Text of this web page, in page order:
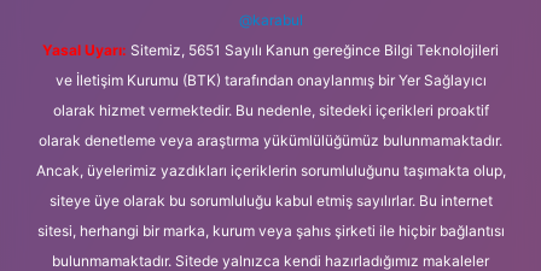
@karabul
Yasal Uyarı: Sitemiz, 5651 Sayılı Kanun gereğince Bilgi Teknolojileri
ve İletişim Kurumu (BTK) tarafından onaylanmış bir Yer Sağlayıcı
olarak hizmet vermektedir. Bu nedenle, sitedeki içerikleri proaktif
olarak denetleme veya araştırma yükümlülüğümüz bulunmamaktadır.
Ancak, üyelerimiz yazdıkları içeriklerin sorumluluğunu taşımakta olup,
siteye üye olarak bu sorumluluğu kabul etmiş sayılırlar. Bu internet
sitesi, herhangi bir marka, kurum veya şahıs şirketi ile hiçbir bağlantısı
bulunmamaktadır. Sitede yalnızca kendi hazırladığımız makaleler